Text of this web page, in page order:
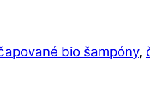
bio šampóny,